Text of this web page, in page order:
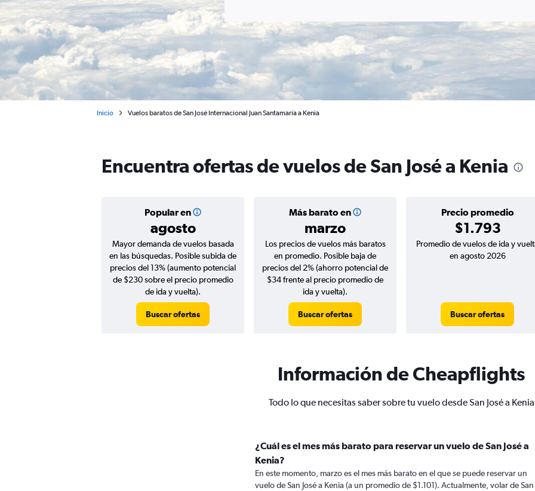
Inicio Vuelos baratos de San José Internacional Juan Santamaría a Kenia
Encuentra ofertas de vuelos de San José a Kenia
Popular en
agosto
Más barato en
marzo
Precio promedio
$1.793
Mayor demanda de vuelos basada
en las búsquedas. Posible subida de
precios del 13% (aumento potencial
de $230 sobre el precio promedio
de ida y vuelta).
Buscar ofertas
Los precios de vuelos más baratos
en promedio. Posible baja de
precios del 2% (ahorro potencial de
$34 frente al precio promedio de
ida y vuelta).
Buscar ofertas
Promedio de vuelos de ida y
en agosto 2026
Buscar ofertas
Información de Cheapflights
Todo lo que necesitas saber sobre tu vuelo desde San José a Kenia
¿Cuál es el mes más barato para reservar un vuelo de San José a
Kenia?
En este momento, marzo es el mes más barato en el que se puede reservar un
vuelo de San José a Kenia (a un promedio de $1.101). Actualmente, volar de San